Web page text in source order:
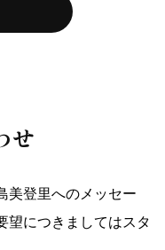
せ
美登里へのメッセー
望につきましてはスタ